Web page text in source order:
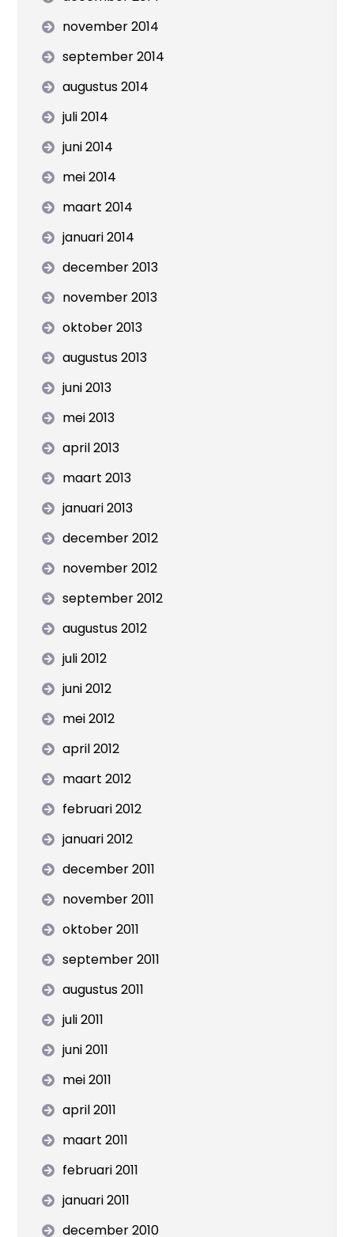
november 2014
september 2014
augustus 2014
juli 2014
juni 2014
mei 2014
maart 2014
januari 2014
december 2013
november 2013
oktober 2013
augustus 2013
juni 2013
mei 2013
april 2013
maart 2013
januari 2013
december 2012
november 2012
september 2012
augustus 2012
juli 2012
juni 2012
mei 2012
april 2012
maart 2012
februari 2012
januari 2012
december 2011
november 2011
oktober 2011
september 2011
augustus 2011
juli 2011
juni 2011
mei 2011
april 2011
maart 2011
februari 2011
januari 2011
december 2010